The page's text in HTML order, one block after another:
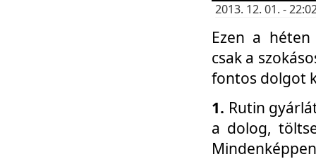
2013. 12. 01. -
Ezen a
csak a
fontos dolgot
1. Rutin
a dolog,